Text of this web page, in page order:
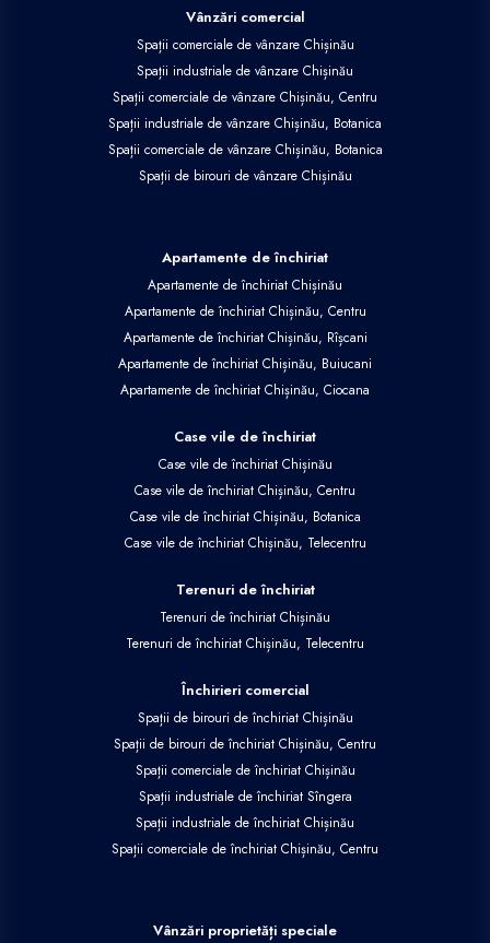
Vânzări comercial
Spații comerciale de vânzare Chișinău
Spații industriale de vânzare Chișinău
Spații comerciale de vânzare Chișinău, Centru
Spații industriale de vânzare Chișinău, Botanica
Spații comerciale de vânzare Chișinău, Botanica
Spații de birouri de vânzare Chișinău
Apartamente de închiriat
Apartamente de închiriat Chișinău
Apartamente de închiriat Chișinău, Centru
Apartamente de închiriat Chișinău, Rîșcani
Apartamente de închiriat Chișinău, Buiucani
Apartamente de închiriat Chișinău, Ciocana
Case vile de închiriat
Case vile de închiriat Chișinău
Case vile de închiriat Chișinău, Centru
Case vile de închiriat Chișinău, Botanica
Case vile de închiriat Chișinău, Telecentru
Terenuri de închiriat
Terenuri de închiriat Chișinău
Terenuri de închiriat Chișinău, Telecentru
Închirieri comercial
Spații de birouri de închiriat Chișinău
Spații de birouri de închiriat Chișinău, Centru
Spații comerciale de închiriat Chișinău
Spații industriale de închiriat Sîngera
Spații industriale de închiriat Chișinău
Spații comerciale de închiriat Chișinău, Centru
Vânzări proprietăți speciale